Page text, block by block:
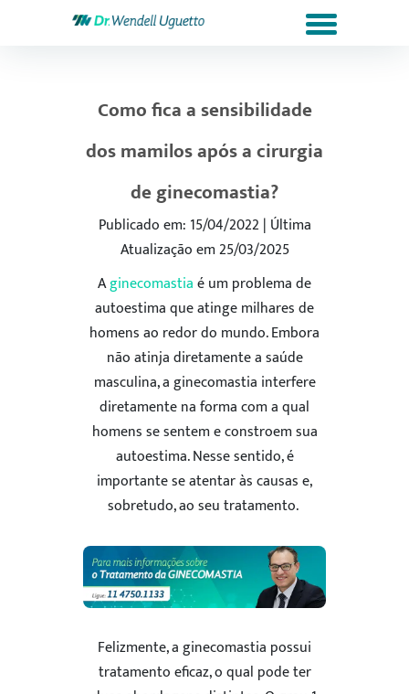
Como fica a sensibilidade
dos mamilos após a cirurgia
de ginecomastia?
Publicado em: 15/04/2022 | Última
Atualização em 25/03/2025
Aginecomastiaé um problema de
autoestima que atinge milhares de
homens ao redor do mundo. Embora
não atinja diretamente a saúde
masculina, a ginecomastia interfere
diretamente na forma com a qual
homens se sentem e constroem sua
autoestima. Nesse sentido, é
importante se atentar às causas e,
sobretudo, ao seu tratamento.
Felizmente, a ginecomastia possui
tratamento eficaz, o qual pode ter